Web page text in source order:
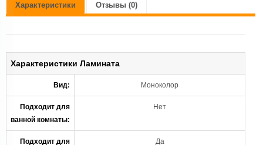
Характеристики Отзывы (0)
Характеристики Ламината
Вид: Моноколор
Подходит для
ванной комнаты:
Нет
Подходит для
Да